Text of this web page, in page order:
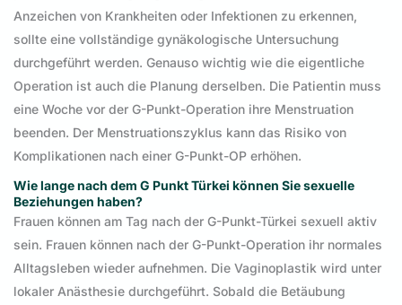
Anzeichen von Krankheiten oder Infektionen zu erkennen,
sollte eine vollständige gynäkologische Untersuchung
durchgeführt werden. Genauso wichtig wie die eigentliche
Operation ist auch die Planung derselben. Die Patientin muss
eine Woche vor der G-Punkt-Operation ihre Menstruation
beenden. Der Menstruationszyklus kann das Risiko von
Komplikationen nach einer G-Punkt-OP erhöhen.
Wie lange nach dem G Punkt Türkei können Sie sexuelle
Beziehungen haben?
Frauen können am Tag nach der G-Punkt-Türkei sexuell aktiv
sein. Frauen können nach der G-Punkt-Operation ihr normales
Alltagsleben wieder aufnehmen. Die Vaginoplastik wird unter
lokaler Anästhesie durchgeführt. Sobald die Betäubung